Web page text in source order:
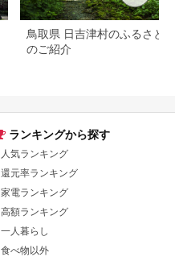
鳥取県 日吉津村のふるさと
のご紹介
ランキングから探す
人気ランキング
還元率ランキング
家電ランキング
高額ランキング
一人暮らし
食べ物以外